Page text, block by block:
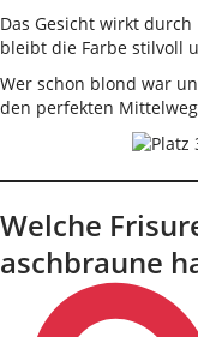
Das Gesicht wirkt
bleibt die Farbe stilvoll
Wer schon blond war
den perfekten
Welche
aschbraune